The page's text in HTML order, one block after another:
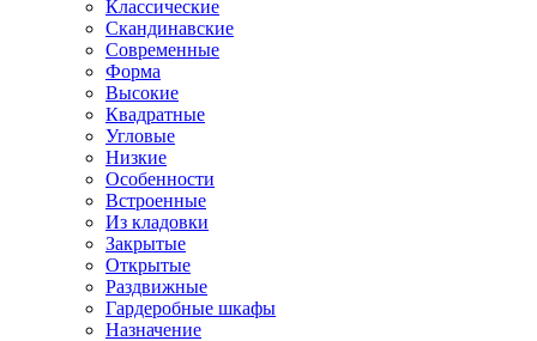
Классические
Скандинавские
Современные
Форма
Высокие
Квадратные
Угловые
Низкие
Особенности
Встроенные
Из кладовки
Закрытые
Открытые
Раздвижные
Гардеробные шкафы
Назначение